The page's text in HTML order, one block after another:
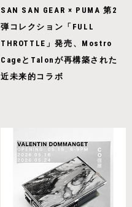
SAN SAN GEAR × PUMA 第2
弾コレクション「FULL
THROTTLE」発売、Mostro
CageとTalonが再構築された
近未来的コラボ